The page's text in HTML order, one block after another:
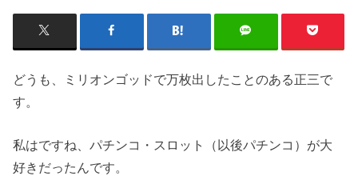
どうも、ミリオンゴッドで万枚出したことのある正三で
す。
私はですね、パチンコ・スロット（以後パチンコ）が大
好きだったんです。